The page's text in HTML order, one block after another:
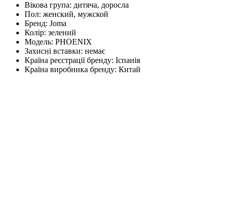
Вікова група: дитяча, доросла
Пол: женский, мужской
Бренд: Joma
Колір: зелений
Модель: PHOENIX
Захисні вставки: немає
Країна реєстрації бренду: Іспанія
Країна виробника бренду: Китай